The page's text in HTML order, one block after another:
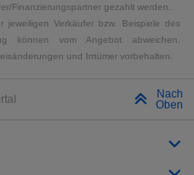
Finanzierungspartner gezahlt werden.
jeweiligen Verkäufer bzw. Beispiele des
können vom Angebot abweichen.
und Irrtümer vorbehalten.
Nach
Oben